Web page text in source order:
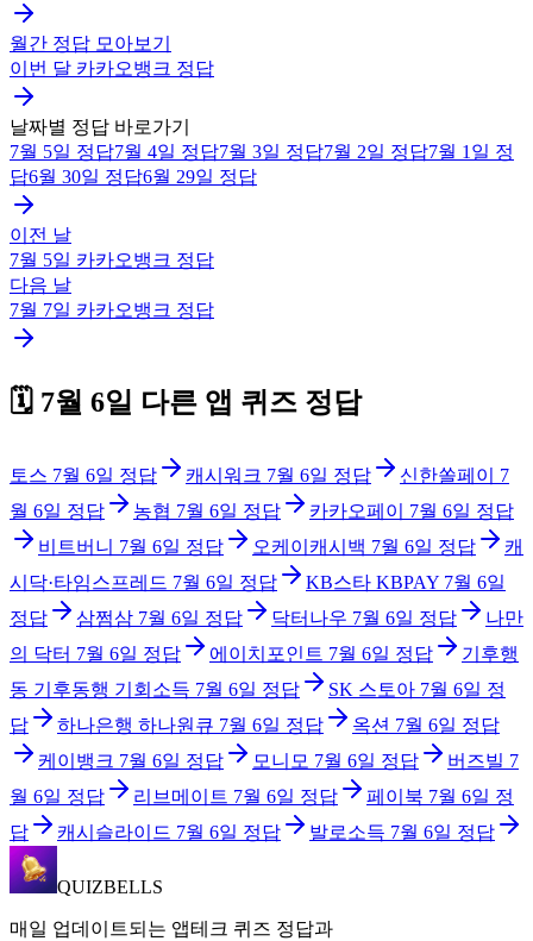
월간 정답 모아보기
이번 달 카카오뱅크 정답
날짜별 정답 바로가기
7월 5일 정답7월 4일 정답7월 3일 정답7월 2일 정답7월 1일 정
답6월 30일 정답6월 29일 정답
이전 날
7월 5일 카카오뱅크 정답
다음 날
7월 7일 카카오뱅크 정답
🗓️ 7월 6일 다른 앱 퀴즈 정답
토스 7월 6일 정답 캐시워크 7월 6일 정답 신한쏠페이
7
월 6일 정답 농협 7월 6일 정답 카카오페이 7월 6일 정답
비트버니 7월 6일 정답 오케이캐시백 7월 6일 정답
캐
시닥·타임스프레드 7월 6일 정답 KB스타 KBPAY 7월 6일
정답
삼쩜삼 7월 6일 정답 닥터나우 7월 6일 정답
나만
의 닥터 7월 6일 정답 에이치포인트 7월 6일 정답
기후행
동 기후동행 기회소득 7월 6일 정답 SK 스토아 7월 6일 정
답
하나은행 하나원큐 7월 6일 정답 옥션 7월 6일 정답
케이뱅크 7월 6일 정답 모니모 7월 6일 정답 버즈빌 7
월 6일 정답 리브메이트 7월 6일 정답 페이북 7월 6일 정
답
캐시슬라이드 7월 6일 정답 발로소득 7월 6일 정답
QUIZBELLS
매일 업데이트되는 앱테크 퀴즈 정답과